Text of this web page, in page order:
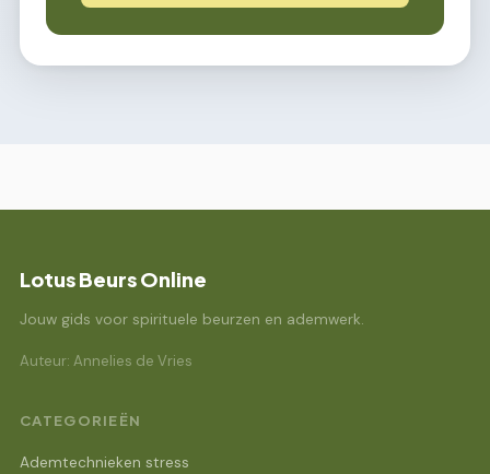
Lotus Beurs Online
Jouw gids voor spirituele beurzen en ademwerk.
Auteur: Annelies de Vries
CATEGORIEËN
Ademtechnieken stress